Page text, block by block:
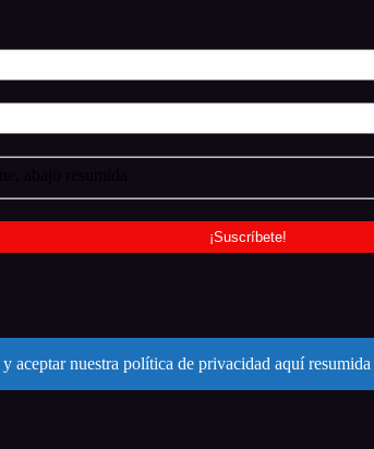
aceptar nuestra política de privacidad aquí resumida